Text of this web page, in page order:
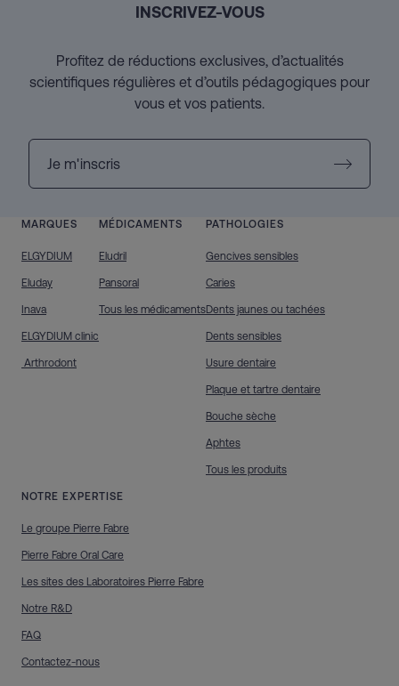
MARQUES
ELGYDIUM
Eluday
Inava
ELGYDIUM clinic
Arthrodont
MÉDICAMENTS
Eludril
Pansoral
Tous les médicaments
PATHOLOGIES
Gencives sensibles
Caries
Dents jaunes ou tachées
Dents sensibles
Usure dentaire
Plaque et tartre dentaire
Bouche sèche
Aphtes
Tous les produits
NOTRE EXPERTISE
Le groupe Pierre Fabre
Pierre Fabre Oral Care
Les sites des Laboratoires Pierre Fabre
Notre R&D
FAQ
Contactez-nous
INSCRIVEZ-VOUS
Profitez de réductions exclusives, d’actualités
scientifiques régulières et d’outils pédagogiques pour
vous et vos patients.
Je m'inscris